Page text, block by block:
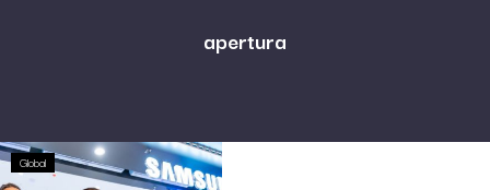
apertura
Global